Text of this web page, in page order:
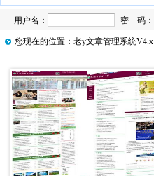
用户名： 密 码：
您现在的位置： 老y文章管理系统V4.x